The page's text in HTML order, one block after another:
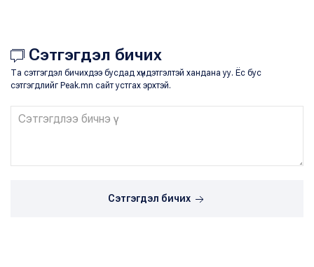
Сэтгэгдэл бичих
Та сэтгэгдэл бичихдээ бусдад хүндэтгэлтэй хандана уу. Ёс бус
сэтгэгдлийг Peak.mn сайт устгах эрхтэй.
Сэтгэгдэл бичих